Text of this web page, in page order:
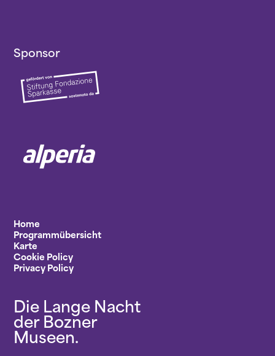
Sponsor
Home
Programmübersicht
Karte
Cookie Policy
Privacy Policy
Die Lange Nacht
der Bozner
Museen.